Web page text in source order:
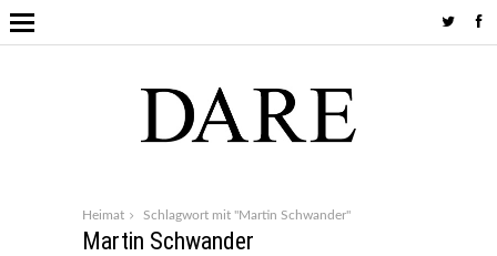
Heimat Schlagwort mit "Martin Schwander"
Martin Schwander